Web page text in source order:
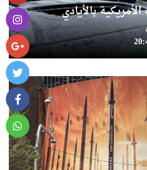
بالأيادي